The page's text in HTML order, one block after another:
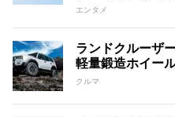
エンタメ
ランドクルーザ
軽量鍛造ホイー
クルマ